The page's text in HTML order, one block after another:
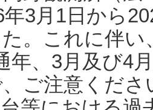
年3月1日から
。これに伴い
年、3月及び4
ご注意くだ